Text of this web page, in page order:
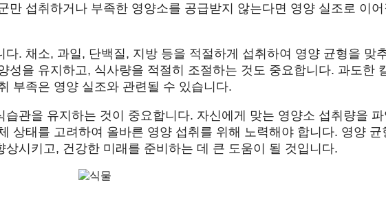
만 섭취하거나 부족한 영양소를 공급받지 않는다면 영양 실조로 이
. 채소, 과일, 단백질, 지방 등을 적절하게 섭취하여 영양 균형을 맞
성을 유지하고, 식사량을 적절히 조절하는 것도 중요합니다. 과도한
부족은 영양 실조와 관련될 수 있습니다.
관을 유지하는 것이 중요합니다. 자신에게 맞는 영양소 섭취량을
상태를 고려하여 올바른 영양 섭취를 위해 노력해야 합니다. 영양 균
시키고, 건강한 미래를 준비하는 데 큰 도움이 될 것입니다.